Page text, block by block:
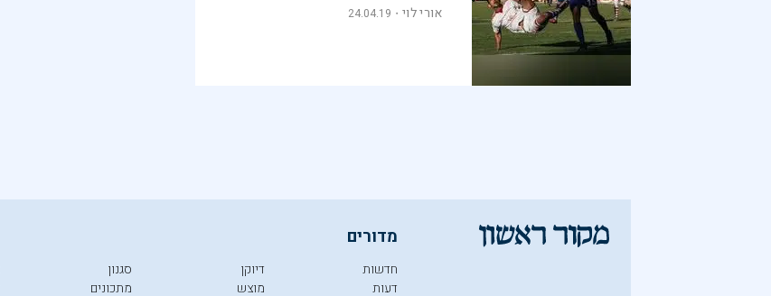
מהמציאות העגומה לתשעים דקות
אורי לוי 24.04.19
מדורים
חדשות
דעות
דיוקן
מוצש
סגנון
מתכונים